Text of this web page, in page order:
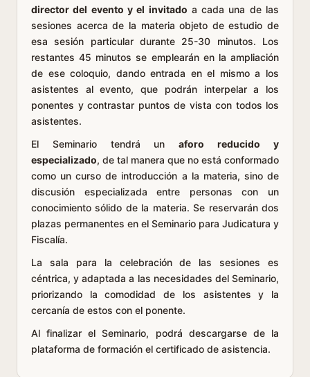
director del evento y el invitado a cada una de las
sesiones acerca de la materia objeto de estudio de
esa sesión particular durante 25-30 minutos. Los
restantes 45 minutos se emplearán en la ampliación
de ese coloquio, dando entrada en el mismo a los
asistentes al evento, que podrán interpelar a los
ponentes y contrastar puntos de vista con todos los
asistentes.
El Seminario tendrá unaforo reducido y
especializado, de tal manera que no está conformado
como un curso de introducción a la materia, sino de
discusión especializada entre personas con un
conocimiento sólido de la materia. Se reservarán dos
plazas permanentes en el Seminario para Judicatura y
Fiscalía.
La sala para la celebración de las sesiones es
céntrica, y adaptada a las necesidades del Seminario,
priorizando la comodidad de los asistentes y la
cercanía de estos con el ponente.
Al finalizar el Seminario, podrá descargarse de la
plataforma de formación el certificado de asistencia.